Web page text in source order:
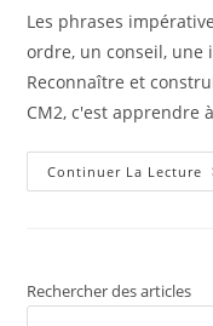
Les phrases
ordre, un conseil,
Reconnaître et
CM2, c'est apprendre
Continuer La Lecture
Rechercher des articles